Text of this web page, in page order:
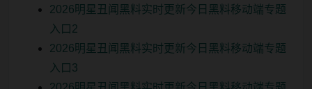
2026明星丑闻黑料实时更新今日黑料移动端专题
入口2
2026明星丑闻黑料实时更新今日黑料移动端专题
入口3